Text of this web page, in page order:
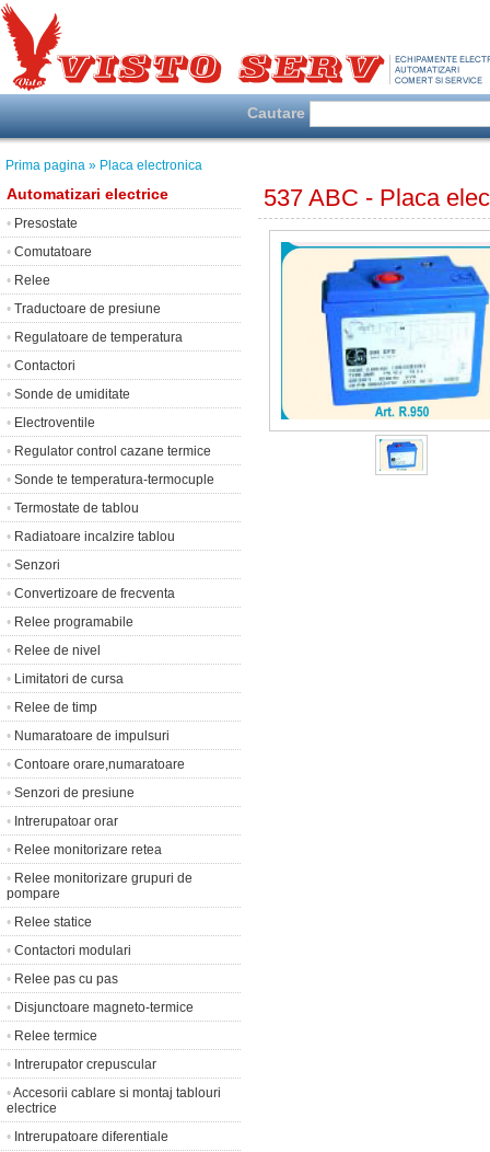
Cautare
Prima pagina » Placa electronica
Automatizari electrice
• Presostate
• Comutatoare
• Relee
• Traductoare de presiune
• Regulatoare de temperatura
• Contactori
• Sonde de umiditate
• Electroventile
• Regulator control cazane termice
• Sonde te temperatura-termocuple
• Termostate de tablou
• Radiatoare incalzire tablou
• Senzori
• Convertizoare de frecventa
• Relee programabile
• Relee de nivel
• Limitatori de cursa
• Relee de timp
• Numaratoare de impulsuri
• Contoare orare,numaratoare
• Senzori de presiune
• Intrerupatoar orar
• Relee monitorizare retea
• Relee monitorizare grupuri de
pompare
• Relee statice
• Contactori modulari
• Relee pas cu pas
• Disjunctoare magneto-termice
• Relee termice
• Intrerupator crepuscular
•Accesorii cablare si montaj tablouri
electrice
• Intrerupatoare diferentiale
537 ABC - Placa